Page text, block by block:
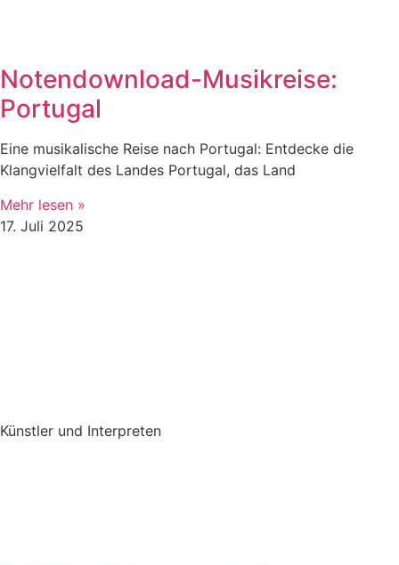
Notendownload-Musikreise:
Portugal
Eine musikalische Reise nach Portugal: Entdecke die
Klangvielfalt des Landes Portugal, das Land
Mehr lesen »
17. Juli 2025
Künstler und Interpreten